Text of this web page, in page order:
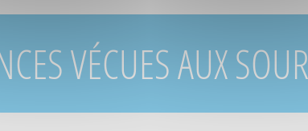
VÉCUES AUX